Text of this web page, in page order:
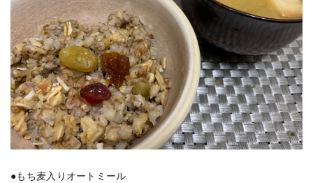
●もち麦入りオートミール